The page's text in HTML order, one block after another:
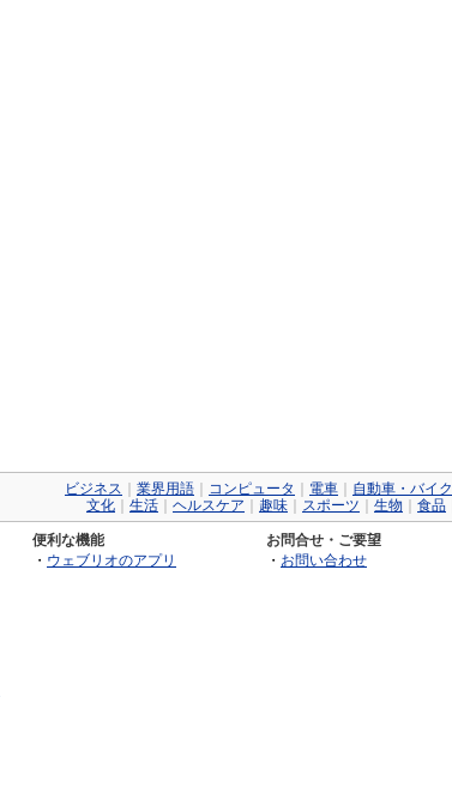
ビジネス 業界用語 コンピュータ 電車 自動車・バイク
文化
生活 ヘルスケア 趣味 スポーツ 生物 食品
便利な機能
・ ウェブリオのアプリ
お問合せ・ご要望
・ お問い合わせ